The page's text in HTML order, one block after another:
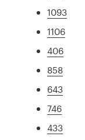
1093
1106
406
858
643
746
433